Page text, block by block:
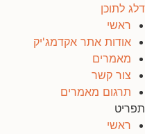
דלג לתוכן
ראשי
אודות אתר אקדמג'יק
מאמרים
צור קשר
תרגום מאמרים
תפריט
ראשי